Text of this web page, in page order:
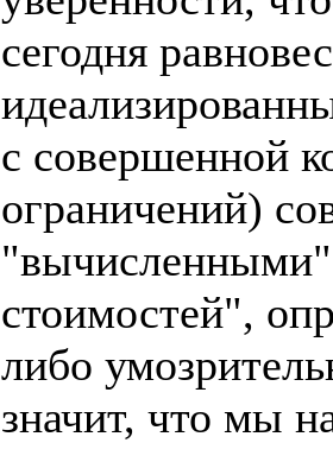
сегодня
с совершенной
ограничений)
стоимостей",
либо
значит, что мы